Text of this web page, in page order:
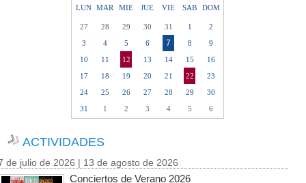
LUN MAR MIE JUE VIE SAB DOM
27 28 29 30 31 1
2
3
4 5 6 7 8
9
10
11 12 13 14 15
16
17
18 19 20 21 22
23
24
25 26 27 28 29
30
31
1 2 3 4 5 6
ACTIVIDADES
de julio de 2026 | 13 de agosto de 2026
Conciertos de Verano 2026